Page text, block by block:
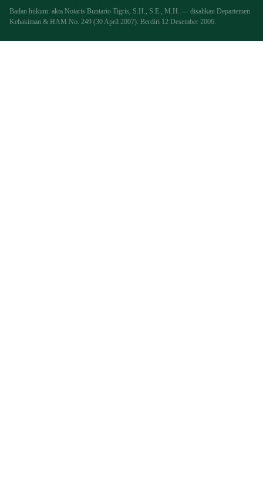
Badan hukum: akta Notaris Buntario Tigris, S.H., S.E., M.H. — disahkan Departemen
Kehakiman & HAM No. 249 (30 April 2007). Berdiri 12 Desember 2006.